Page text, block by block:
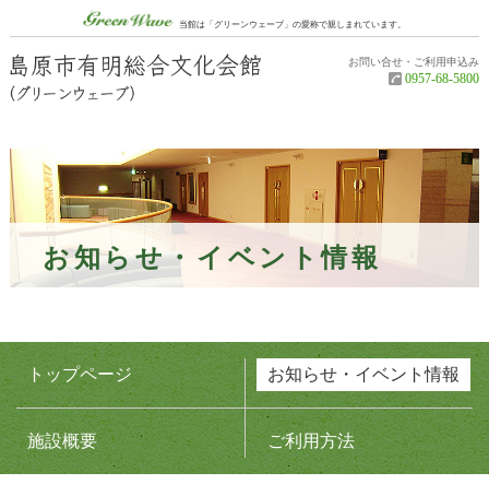
島原市有明
お問い合せ・ご利用申込み
0957-68-5800
当館は「グリーンウェーブ」の愛称で親しまれています。
お知らせ・イベント情報
トップページ お知らせ・イベント情報
施設概要 ご利用方法